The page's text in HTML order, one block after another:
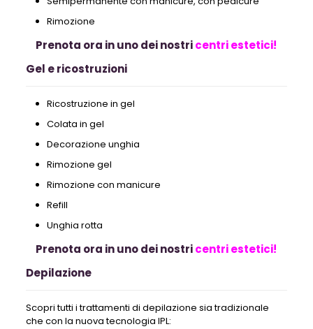
Rimozione
Prenota ora in uno dei nostricentri estetici!
Gel e ricostruzioni
Ricostruzione in gel
Colata in gel
Decorazione unghia
Rimozione gel
Rimozione con manicure
Refill
Unghia rotta
Prenota ora in uno dei nostricentri estetici!
Depilazione
Scopri tutti i trattamenti di depilazione sia tradizionale
che con la nuova tecnologia IPL: